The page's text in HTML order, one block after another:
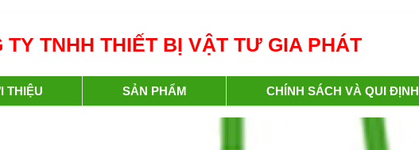
TY TNHH THIẾT BỊ VẬT TƯ GIA PHÁT
THIỆU SẢN PHẨM CHÍNH SÁCH VÀ QUI ĐỊNH